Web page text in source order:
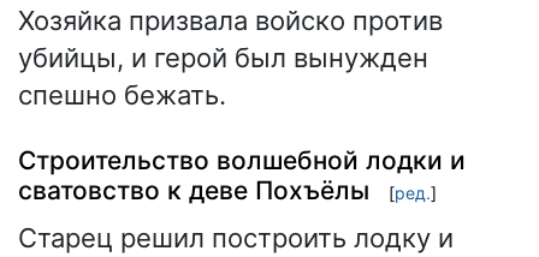
Хозяйка призвала войско против
убийцы, и герой был вынужден
спешно бежать.
Строительство волшебной лодки и
сватовство к деве Похъёлы
[ред.]
Старец решил построить лодку и